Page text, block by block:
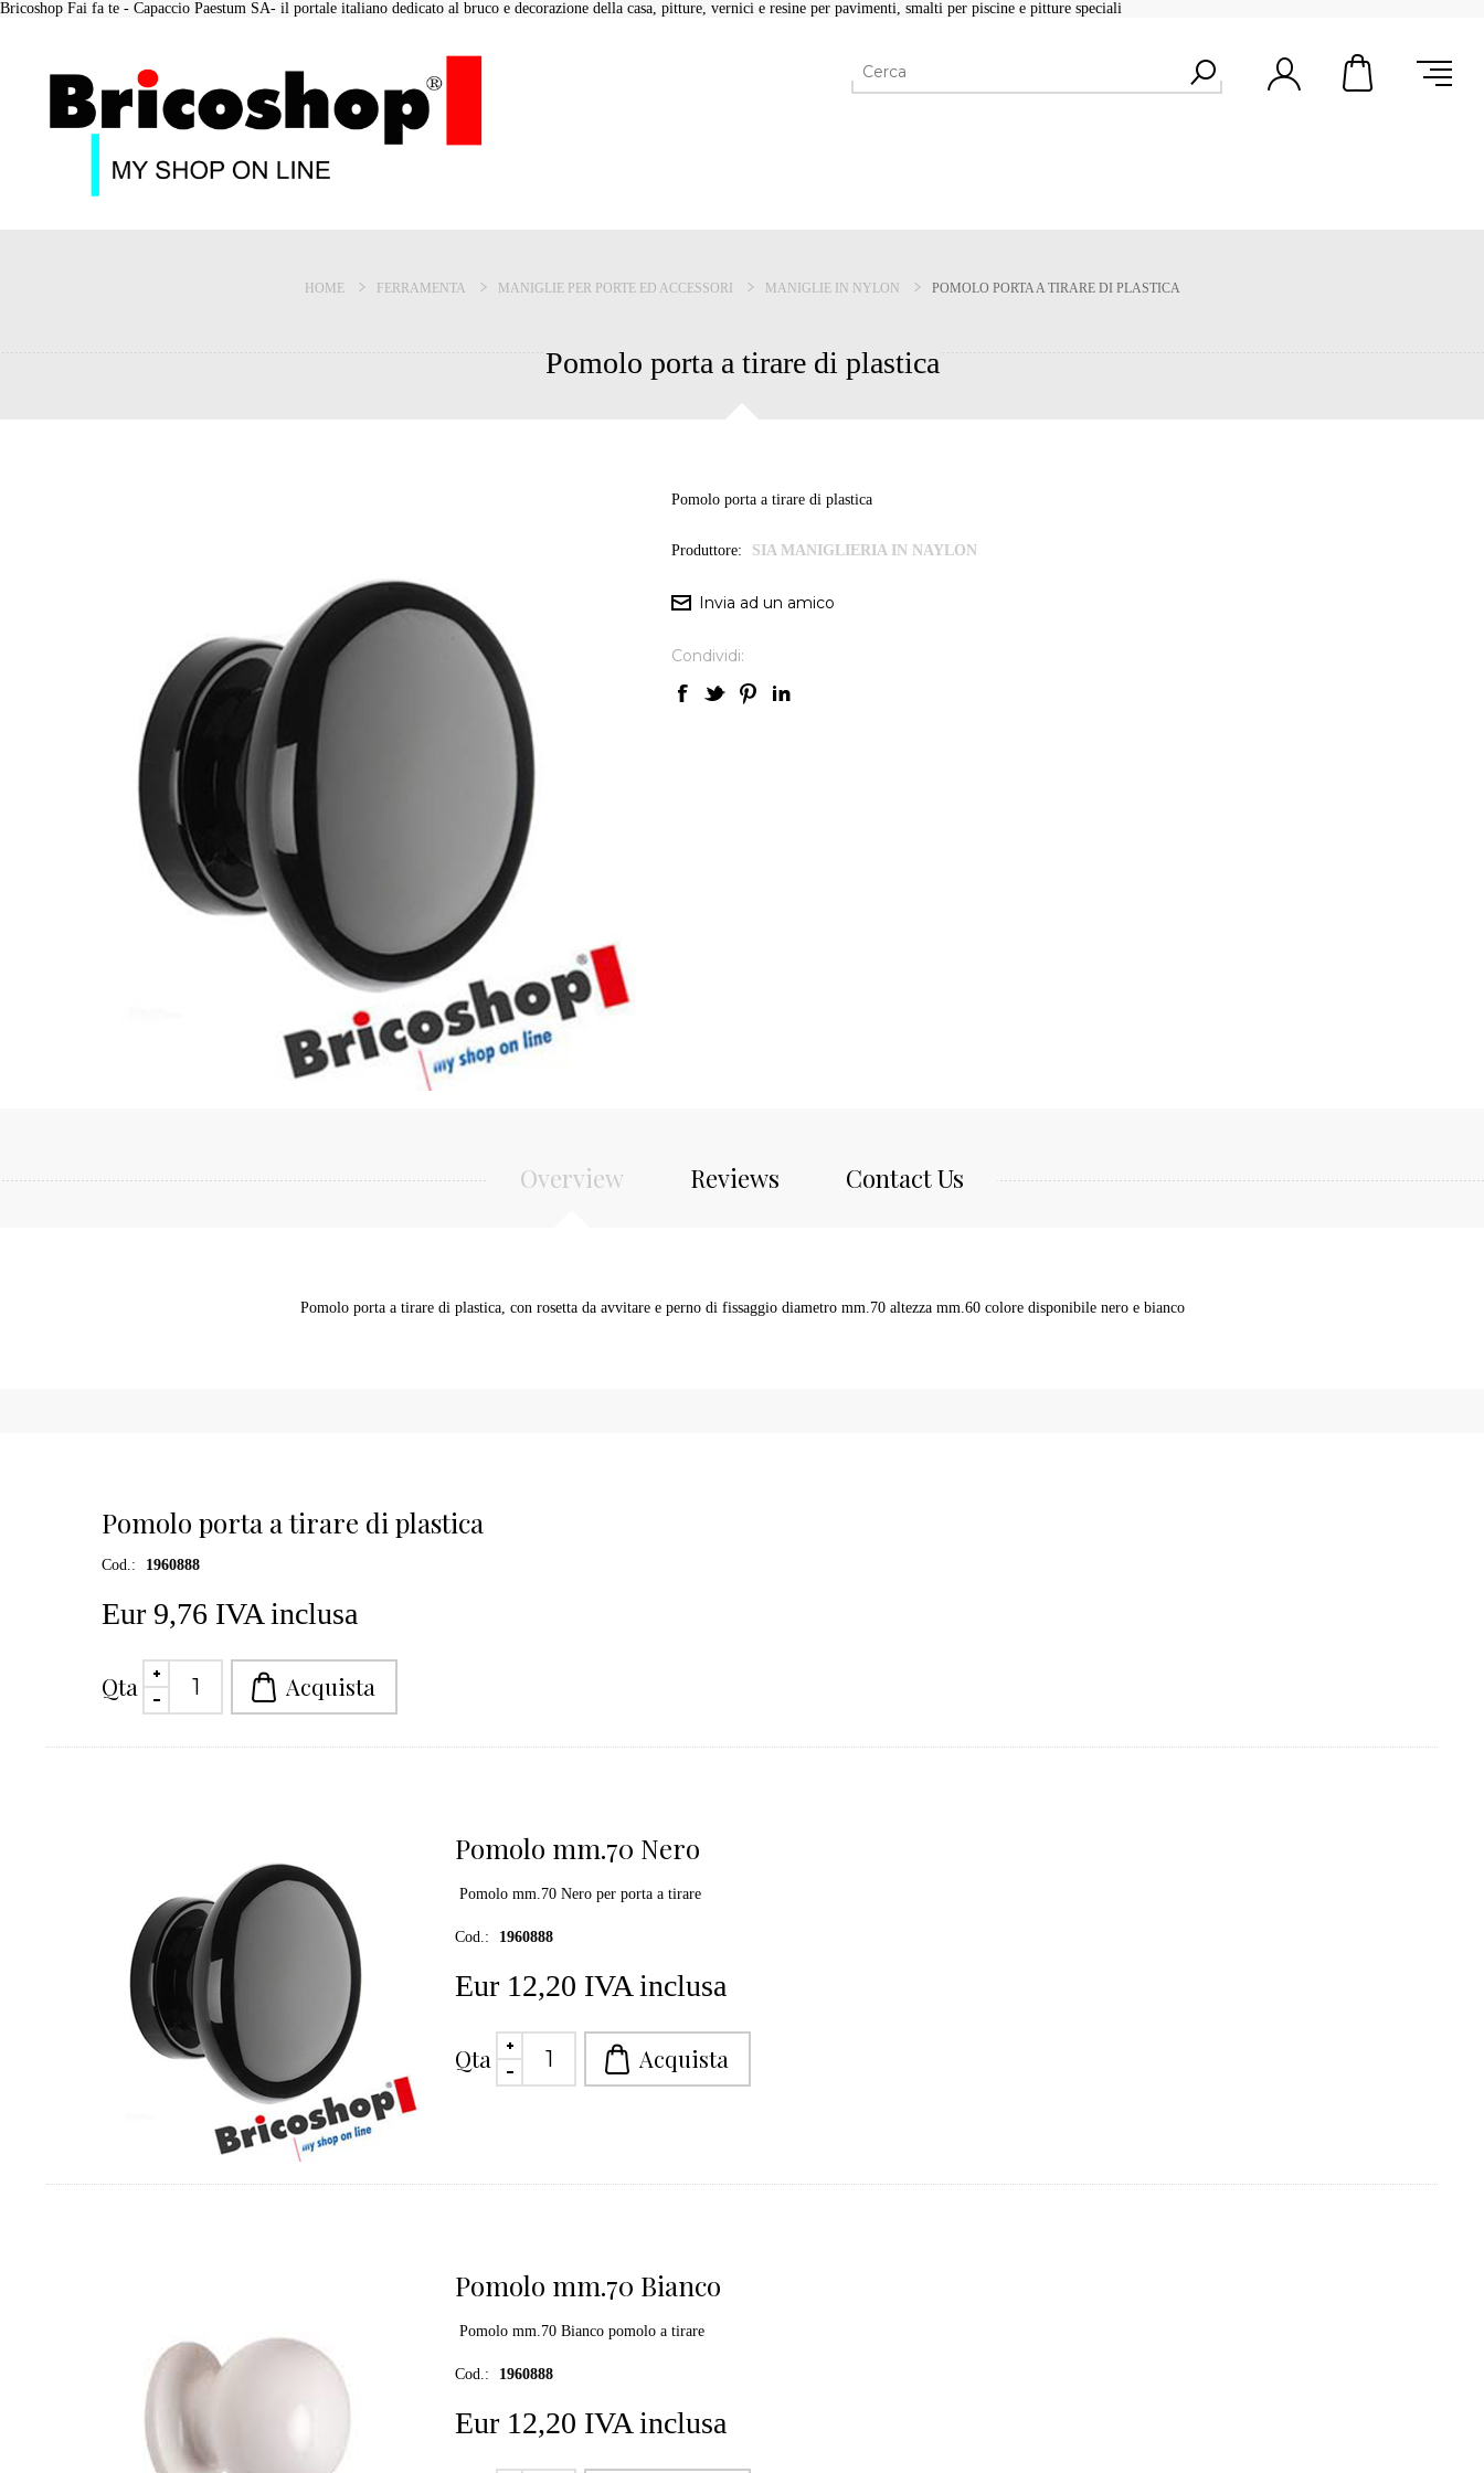
Bricoshop Fai fa te - Capaccio Paestum SA- il portale italiano dedicato al bruco e decorazione della casa, pitture, vernici e resine per pavimenti, smalti per piscine e pitture speciali
HOME FERRAMENTA MANIGLIE PER PORTE ED ACCESSORI MANIGLIE IN NYLON POMOLO PORTA A TIRARE DI PLASTICA
Pomolo porta a tirare di plastica
Pomolo porta a tirare di plastica
Produttore: SIA MANIGLIERIA IN NAYLON
Condividi:
Overview Reviews Contact Us
Pomolo porta a tirare di plastica, con rosetta da avvitare e perno di fissaggio diametro mm.70 altezza mm.60 colore disponibile nero e bianco
Pomolo porta a tirare di plastica
Cod.: 1960888
Eur 9,76 IVA inclusa
Qta
Pomolo mm.70 Nero
Pomolo mm.70 Nero per porta a tirare
Cod.: 1960888
Eur 12,20 IVA inclusa
Qta
Pomolo mm.70 Bianco
Pomolo mm.70 Bianco pomolo a tirare
Cod.: 1960888
Eur 12,20 IVA inclusa